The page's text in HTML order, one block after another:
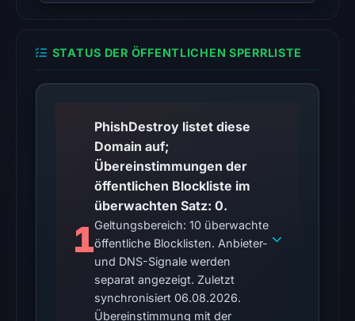
2026
No
conclusive
timestamped
HTTP
response
is
available;
current
reachability
STATUS DER ÖFFENTLICHEN SPERRLISTE
1
PhishDestroy listet diese
Domain auf;
Übereinstimmungen der
öffentlichen Blockliste im
überwachten Satz: 0.
Geltungsbereich: 10 überwachte
öffentliche Blocklisten. Anbieter-
und DNS-Signale werden
separat angezeigt. Zuletzt
synchronisiert 06.08.2026.
Übereinstimmung mit der